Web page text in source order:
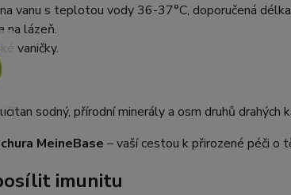
vanu s teplotou vody 36-37°C, doporučená
na lázeň.
vaničky.
sodný, přírodní minerály a osm druhů drahých
MeineBase – vaší cestou k přirozené péči o
imunitu